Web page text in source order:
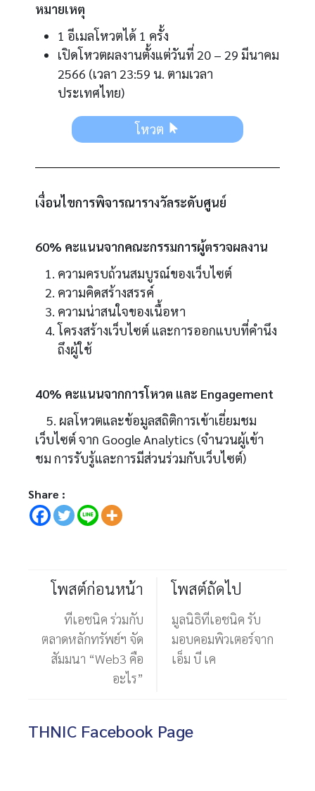
หมายเหตุ
1 อีเมลโหวตได้ 1 ครั้ง
เปิดโหวตผลงานตั้งแต่วันที่ 20 – 29 มีนาคม
2566 (เวลา 23:59 น. ตามเวลา
ประเทศไทย)
โหวต
เงื่อนไขการพิจารณารางวัลระดับศูนย์
60% คะแนนจากคณะกรรมการผู้ตรวจผลงาน
ความครบถ้วนสมบูรณ์ของเว็บไซต์
ความคิดสร้างสรรค์
ความน่าสนใจของเนื้อหา
โครงสร้างเว็บไซต์ และการออกแบบที่คำนึง
ถึงผู้ใช้
40% คะแนนจากการโหวต และ Engagement
5. ผลโหวตและข้อมูลสถิติการเข้าเยี่ยมชม
เว็บไซต์ จาก Google Analytics (จำนวนผู้เข้า
ชม การรับรู้และการมีส่วนร่วมกับเว็บไซต์)
Share :
โพสต์ก่อนหน้า
ทีเอชนิค ร่วมกับ
ตลาดหลักทรัพย์ฯ จัด
สัมมนา “Web3 คือ
อะไร”
โพสต์ถัดไป
มูลนิธิทีเอชนิค รับ
มอบคอมพิวเตอร์จาก
เอ็ม บี เค
THNIC Facebook Page